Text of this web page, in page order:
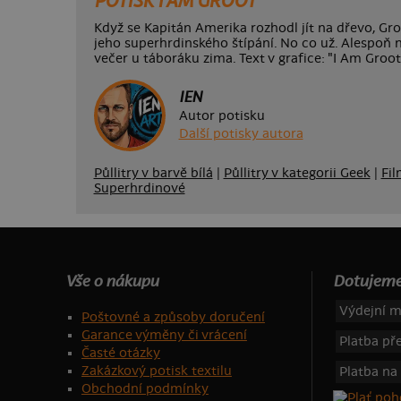
Když se Kapitán Amerika rozhodl jít na dřevo,
jeho superhrdinského štípání. No co už. Alespoň
večer u táboráku zima. Text v grafice: "I Am
IEN
Autor potisku
Další potisky autora
Půllitry v barvě bílá Půllitry v kategorii Geek|
Superhrdinové
Vše o nákupu
Poštovné a způsoby doručení
Garance výměny či vrácení
Časté otázky
Zakázkový potisk textilu
Obchodní podmínky
Výdejní
Platba
Platba